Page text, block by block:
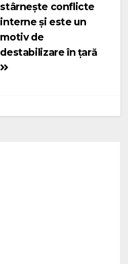
stârnește conflicte
interne și este un
motiv de
destabilizare în țară